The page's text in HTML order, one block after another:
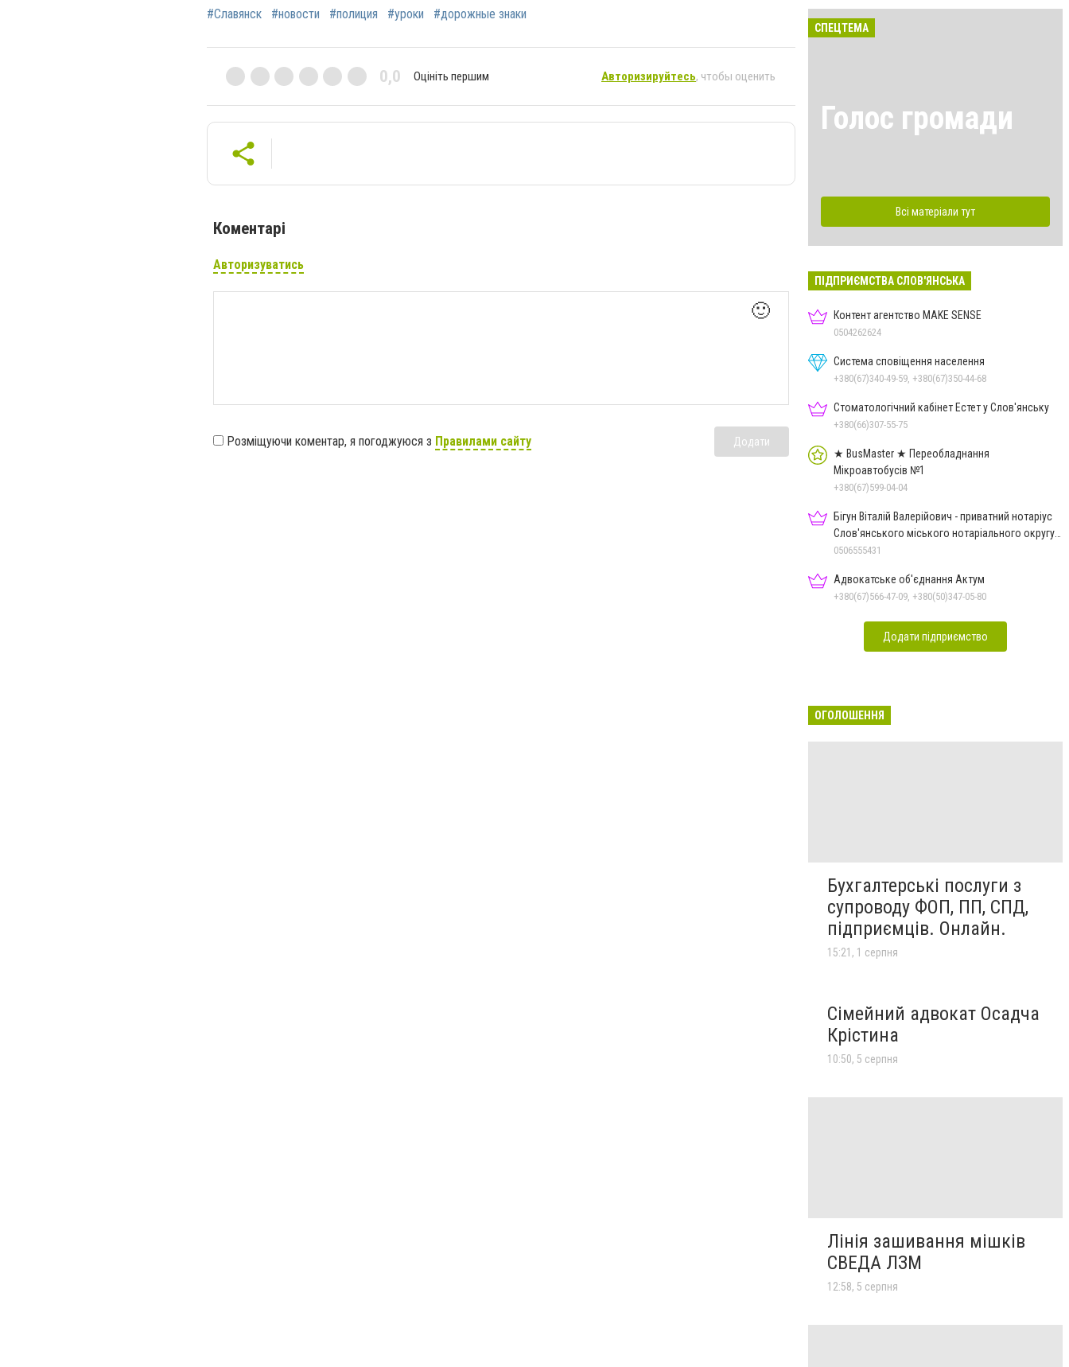
#Славянск #новости #полиция #уроки #дорожные знаки
0,0 Оцініть першим Авторизируйтесь, чтобы оценить
Коментарі
Авторизуватись
🙂
Розміщуючи коментар, я погоджуюся з Правилами сайту Додати
СПЕЦТЕМА
Голос громади
Всі матеріали тут
ПІДПРИЄМСТВА СЛОВ'ЯНСЬКА
Контент агентство MAKE SENSE
0504262624
Система сповіщення населення
+380(67)340-49-59, +380(67)350-44-68
Стоматологічний кабінет Естет у Слов'янську
+380(66)307-55-75
★ BusMaster ★ Переобладнання
Мікроавтобусів №1
+380(67)599-04-04
Бігун Віталій Валерійович - приватний нотаріус
Слов'янського міського нотаріального округу
Дон.обл.
0506555431
Адвокатське об'єднання Актум
+380(67)566-47-09, +380(50)347-05-80
Додати підприємство
ОГОЛОШЕННЯ
Бухгалтерські послуги з
супроводу ФОП, ПП, СПД,
підприємців. Онлайн.
15:21, 1 серпня
Сімейний адвокат Осадча
Крістина
10:50, 5 серпня
Лінія зашивання мішків
СВЕДА ЛЗМ
12:58, 5 серпня